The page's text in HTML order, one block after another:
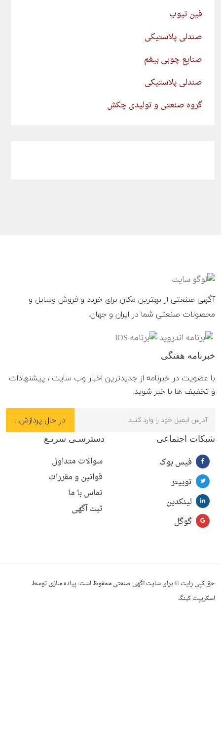
فین تیوب
صندلی پلاستیکی
صنایع چوبی بیغم
صندلی پلاستیکی
گروه صنعتی و تولیدی چکش
آگهی صنعتی از بهترین مکان برای خرید و فروش وسایل و
محصولات صنعتی شما در ایران و جهان.
خبرنامه هفتگی
با عضویت در خبرنامه از جدیدترین اخبار وب سایت ، پیشنهادات
و تخفیف ها با خبر شوید.
شبکات اجتماعی
فیس بوک
توییتر
لینکدین
گوگل
دسترسـی سریـع
سوالات متداول
قوانین و مقررات
تماس با ما
ثبت آگهی
حق کپی رایت © برای سایت آگهی صنعتی محفوظ است. پیاده سازی توسط
اسکریپت کینگ